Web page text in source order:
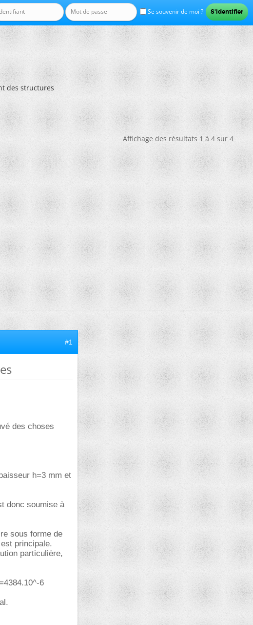
Se souvenir de moi ?
des structures
Affichage des résultats 1 à 4 sur 4
#1
des choses
h=3 mm et
donc soumise à
sous forme de
principale.
particulière,
6